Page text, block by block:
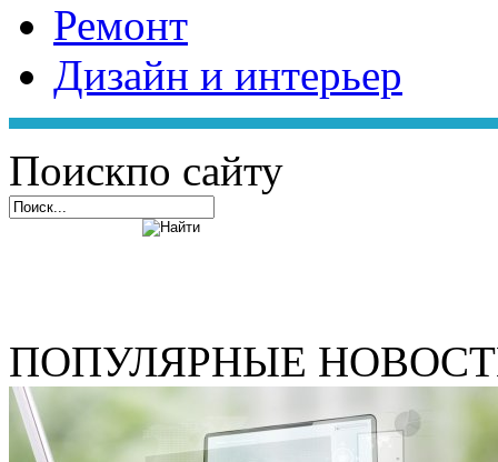
Ремонт
Дизайн и интерьер
Поискпо сайту
ПОПУЛЯРНЫЕ